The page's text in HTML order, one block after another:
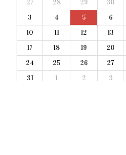
27
28 29 30
3
4 5 6
10
11 12 13
17
18 19 20
24
25 26 27
31
1 2 3